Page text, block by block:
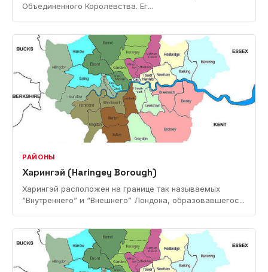
Объединенного Королевства. Ег...
РАЙОНЫ
Харингэй (Haringey Borough)
Харингэй расположен на границе так называемых
“Внутреннего” и “Внешнего” Лондона, образовавшегос...